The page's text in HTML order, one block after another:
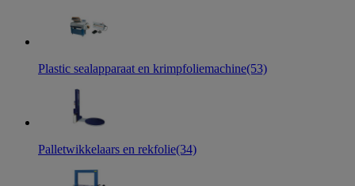
Plastic sealapparaat en krimpfoliemachine(53)
Palletwikkelaars en rekfolie(34)